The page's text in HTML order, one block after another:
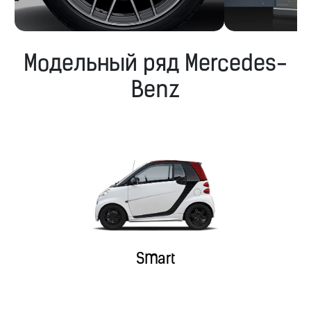
Модельный ряд Mercedes-
Benz
Smart